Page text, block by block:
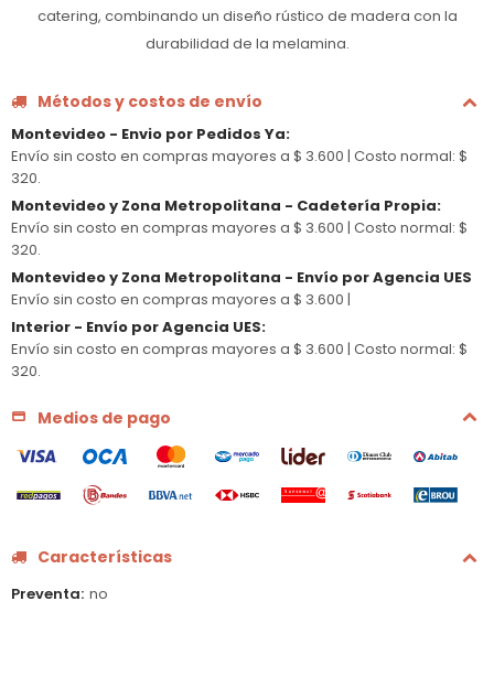
catering, combinando un diseño rústico de madera con la
durabilidad de la melamina.
Métodos y costos de envío
Montevideo - Envio por Pedidos Ya:
Envío sin costo en compras mayores a $ 3.600 | Costo normal: $
320.
Montevideo y Zona Metropolitana - Cadetería Propia:
Envío sin costo en compras mayores a $ 3.600 | Costo normal: $
320.
Montevideo y Zona Metropolitana - Envío por Agencia UES
Envío sin costo en compras mayores a $ 3.600 |
Interior - Envío por Agencia UES:
Envío sin costo en compras mayores a $ 3.600 | Costo normal: $
320.
Medios de pago
Características
Preventa no